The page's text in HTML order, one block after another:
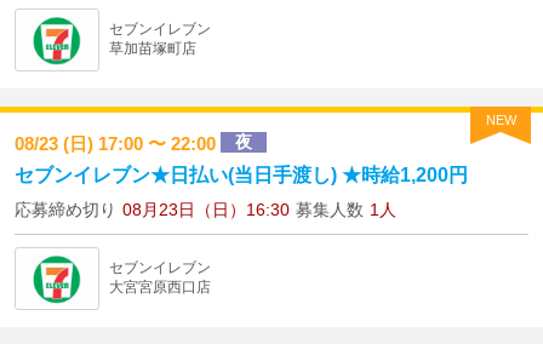
セブンイレブン
草加苗塚町店
NEW
08/23 (日) 17:00 〜 22:00 夜
セブンイレブン★日払い(当日手渡し) ★時給1,200円
応募締め切り 08月23日（日）16:30 募集人数 1人
セブンイレブン
大宮宮原西口店